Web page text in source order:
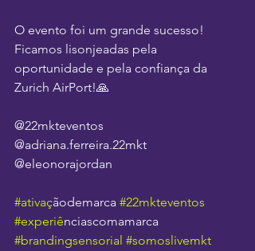
O evento foi um grande sucesso!
Ficamos lisonjeadas pela
oportunidade e pela confiança da
Zurich AirPort!🙏
@22mkteventos
@adriana.ferreira.22mkt
@eleonorajordan
#ativaçãodemarca #22mkteventos
#experiênciascomamarca
#brandingsensorial #somoslivemkt